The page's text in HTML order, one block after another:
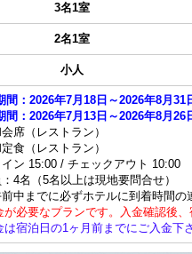
3名1室
2名1室
小人
間：2026年7月18日～2026年8月31
間：2026年7月13日～2026年8月26
席（レストラン）
食（レストラン）
ン 15:00 / チェックアウト 10:00
4名（5名以上は現地要問合せ）
中までに必ずホテルに到着時間の
必要なプランです。入金確認後
宿泊日の1ヶ月前までにご入金下